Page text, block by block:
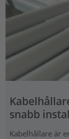
snabb
Kabelhållare är